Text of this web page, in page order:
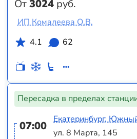
От3024 руб.
ИП Комалеева О.В.
4.1
62
Пересадка в пределах
07:00
Екатеринбург,
ул. 8 Марта, 145